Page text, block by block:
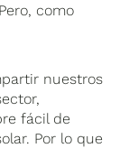
como
nuestros
fácil de
Por lo que